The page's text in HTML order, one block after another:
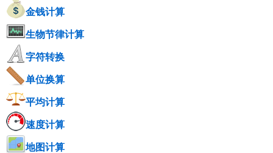
金钱计算
生物节律计算
字符转换
单位换算
平均计算
速度计算
地图计算